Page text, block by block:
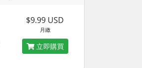
$9.99 USD
月繳
立即購買